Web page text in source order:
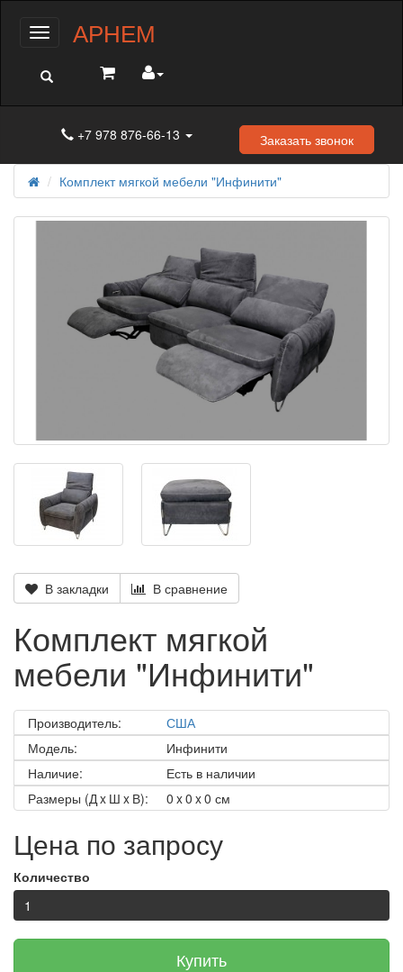
МенюАРНЕМ
+7 978 876-66-13 Заказать звонок
Комплект мягкой мебели "Инфинити"
В закладки В сравнение
Комплект мягкой
мебели "Инфинити"
Производитель:
США
Модель:
Инфинити
Наличие:
Есть в наличии
Размеры (Д x Ш x В):
0 x 0 x 0 см
Цена по запросу
Количество
Купить